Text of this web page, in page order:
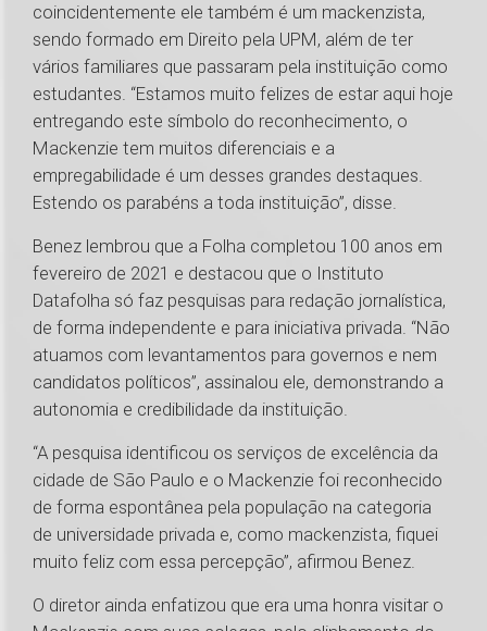
coincidentemente ele também é um mackenzista,
sendo formado em Direito pela UPM, além de ter
vários familiares que passaram pela instituição como
estudantes. “Estamos muito felizes de estar aqui hoje
entregando este símbolo do reconhecimento, o
Mackenzie tem muitos diferenciais e a
empregabilidade é um desses grandes destaques.
Estendo os parabéns a toda instituição”, disse.
Benez lembrou que a Folha completou 100 anos em
fevereiro de 2021 e destacou que o Instituto
Datafolha só faz pesquisas para redação jornalística,
de forma independente e para iniciativa privada. “Não
atuamos com levantamentos para governos e nem
candidatos políticos”, assinalou ele, demonstrando a
autonomia e credibilidade da instituição.
“A pesquisa identificou os serviços de excelência da
cidade de São Paulo e o Mackenzie foi reconhecido
de forma espontânea pela população na categoria
de universidade privada e, como mackenzista, fiquei
muito feliz com essa percepção”, afirmou Benez.
O diretor ainda enfatizou que era uma honra visitar o